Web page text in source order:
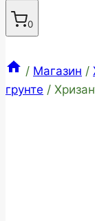
0
/ Магазин /
грунте /